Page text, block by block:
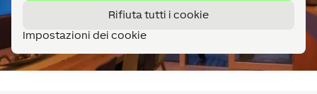
Rifiuta tutti i cookie
Impostazioni dei cookie